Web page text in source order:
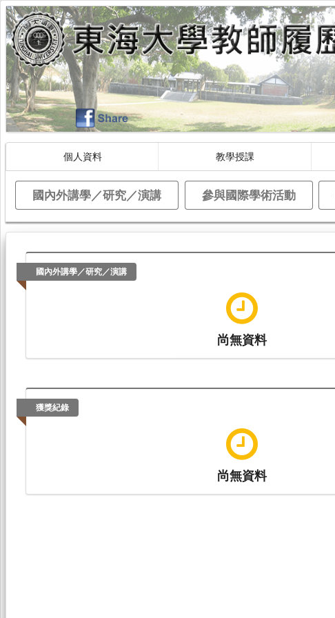
個人資料 教學授課
國內外講學／研究／演講 參與國際學術活動
國內外講學／研究／演講
尚無資料
獲獎紀錄
尚無資料